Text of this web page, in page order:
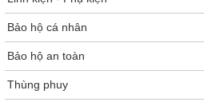
Bảo hộ cá nhân
Bảo hộ an toàn
Thùng phuy